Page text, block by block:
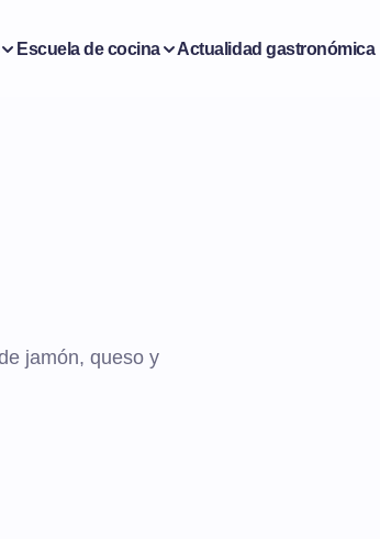
Escuela de cocina Actualidad gastronómica
jamón, queso y